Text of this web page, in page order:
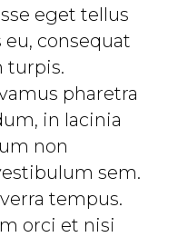
eget tellus
consequat
turpis.
pharetra
in lacinia
non
sem.
tempus.
orci et nisi